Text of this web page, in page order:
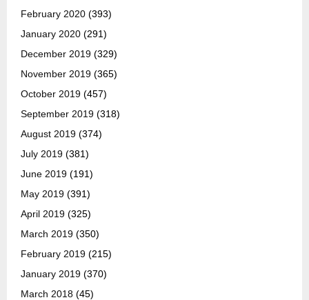
February 2020 (393)
January 2020 (291)
December 2019 (329)
November 2019 (365)
October 2019 (457)
September 2019 (318)
August 2019 (374)
July 2019 (381)
June 2019 (191)
May 2019 (391)
April 2019 (325)
March 2019 (350)
February 2019 (215)
January 2019 (370)
March 2018 (45)